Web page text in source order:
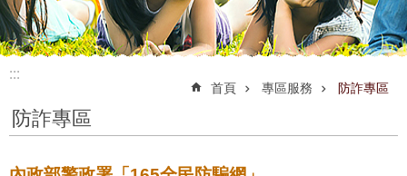
:::
:::
首頁 專區服務 防詐專區
防詐專區